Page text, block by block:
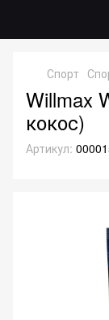
Спорт
Willmax
кокос)
Артикул: